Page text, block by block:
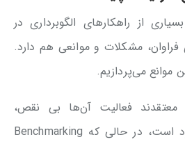
از راهکارهای الگوبرداری در
فراوان، مشکلات و موانعی هم دارد.
می‌پردازیم.
معتقدند فعالیت آن‌ها بی نقص،
متفاوت و منحصر به فرد است، در حالی که Benchmarking